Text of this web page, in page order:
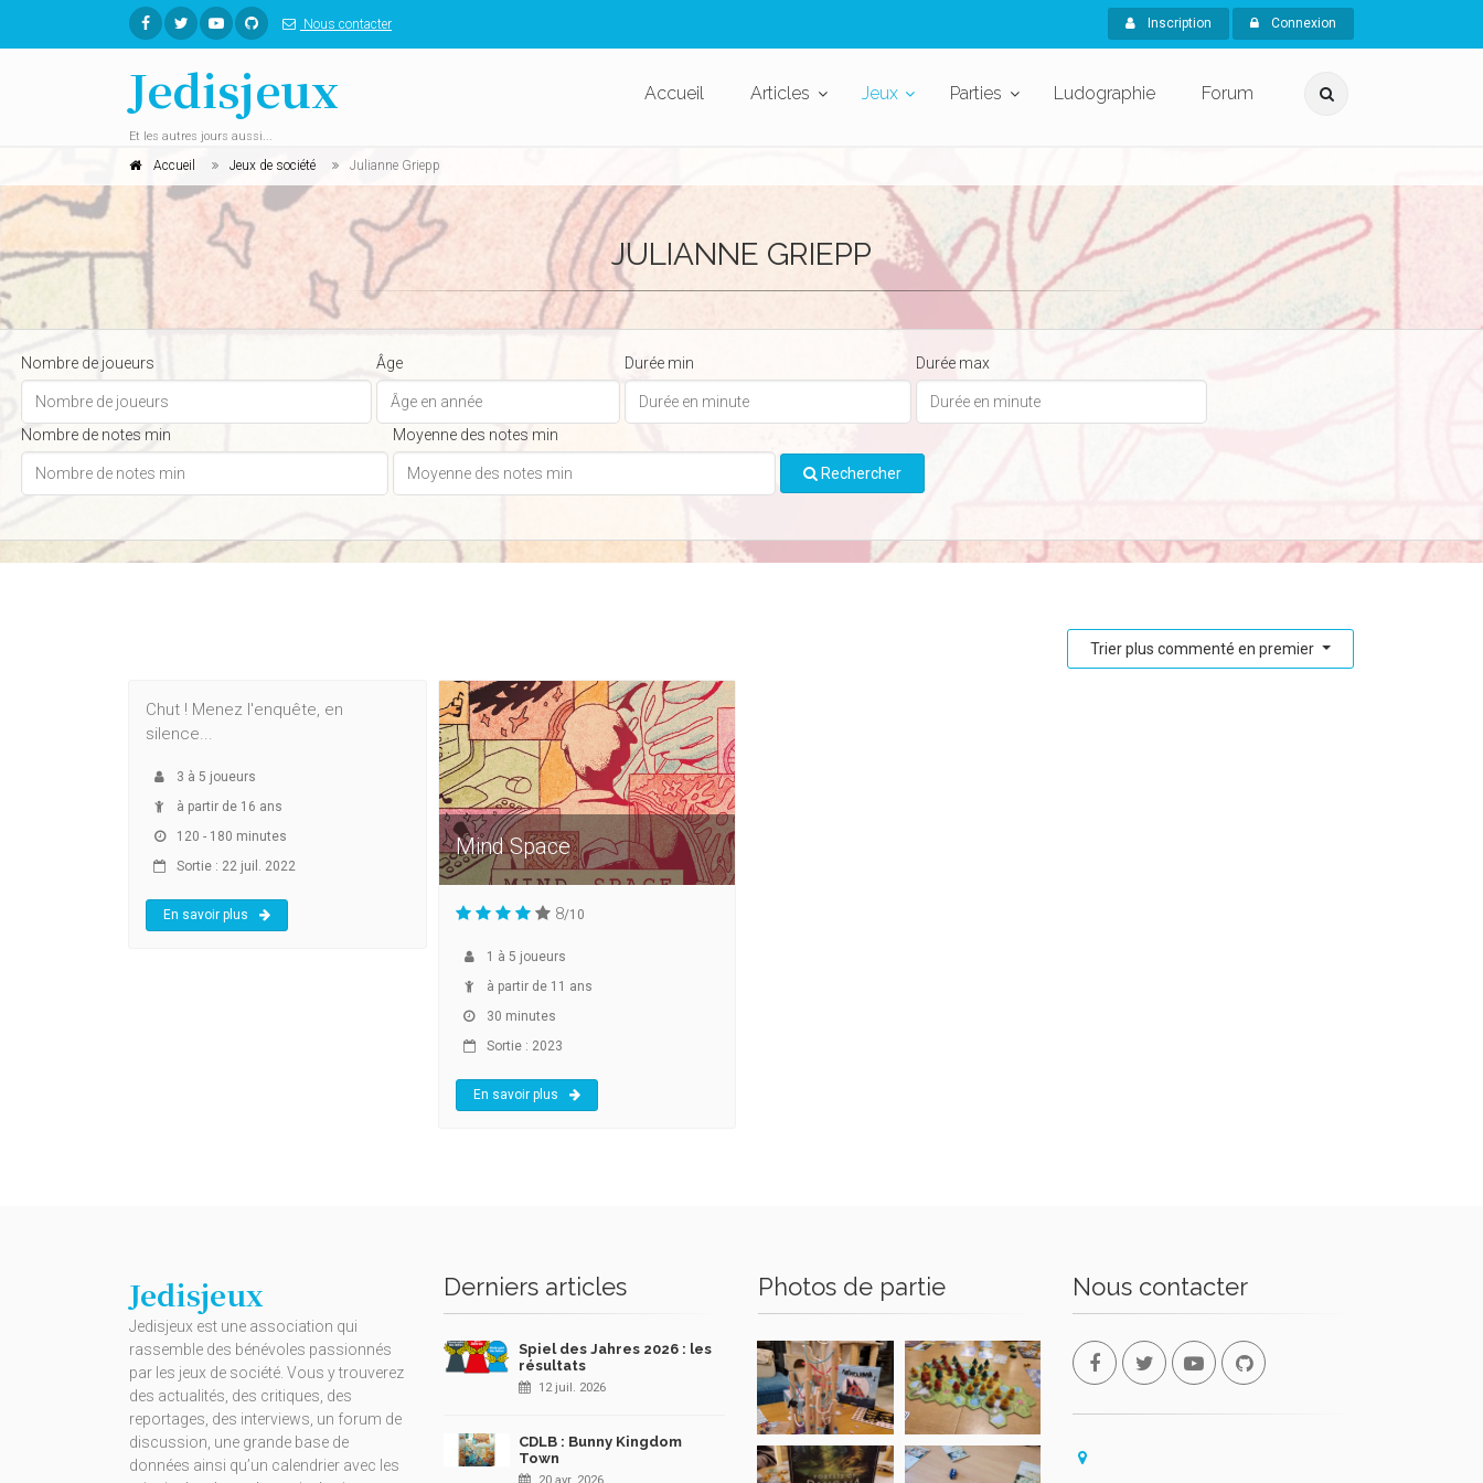
Nous contacter Inscription Connexion
Jedisjeux
Et les autres jours aussi...
Accueil Articles Jeux Parties Ludographie Forum
Accueil Jeux de société Julianne Griepp
JULIANNE GRIEPP
Nombre de joueurs Âge Durée min Durée max
Nombre de notes min Moyenne des notes min
Rechercher
Trier plus commenté en premier
Chut ! Menez l'enquête, en
silence...
3 à 5 joueurs
à partir de 16 ans
120 - 180 minutes
Sortie : 22 juil. 2022
En savoir plus
Mind Space
8/10
1 à 5 joueurs
à partir de 11 ans
30 minutes
Sortie : 2023
En savoir plus
Jedisjeux
Jedisjeux est une association qui
rassemble des bénévoles passionnés
par les jeux de société. Vous y trouverez
des actualités, des critiques, des
reportages, des interviews, un forum de
discussion, une grande base de
données ainsi qu’un calendrier avec les
Derniers articles
Spiel des Jahres 2026 : les
résultats
12 juil. 2026
CDLB : Bunny Kingdom
Town
20 avr. 2026
Photos de partie Nous contacter